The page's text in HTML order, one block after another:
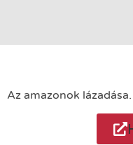
Az amazonok